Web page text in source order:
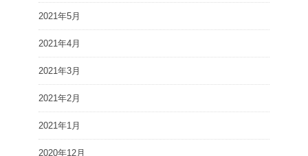
2021年5月
2021年4月
2021年3月
2021年2月
2021年1月
2020年12月